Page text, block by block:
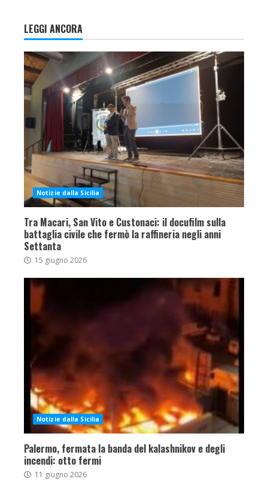
LEGGI ANCORA
Notizie dalla Sicilia
Tra Macari, San Vito e Custonaci: il docufilm sulla
battaglia civile che fermò la raffineria negli anni
Settanta
15 giugno 2026
Notizie dalla Sicilia
Palermo, fermata la banda del kalashnikov e degli
incendi: otto fermi
11 giugno 2026